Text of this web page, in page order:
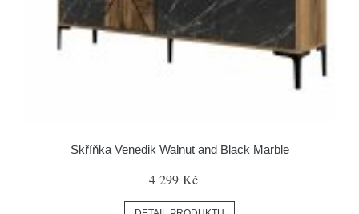
Skříňka Venedik Walnut and Black Marble
4 299 Kč